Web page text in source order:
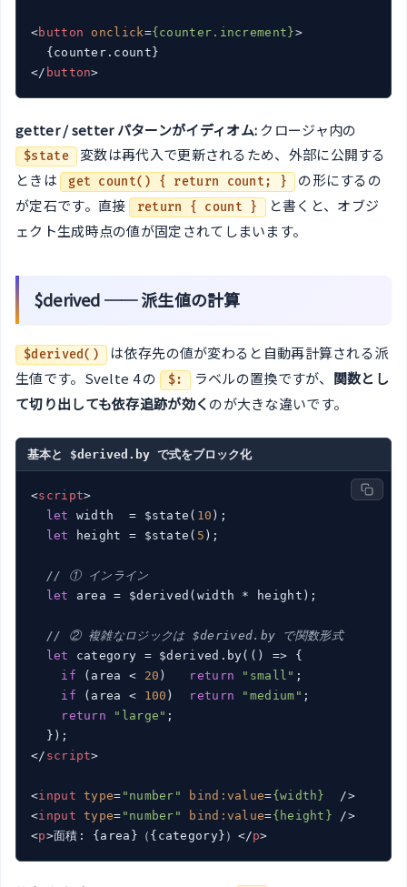
<button onclick={counter.increment}>
</ button>
getter / setter パターンがイディオム: クロージャ内の
$state 変数は再代入で更新されるため、外部に公開する
ときは
get count() { return count; }
の形にするの
が定石です。直接
return { count }
と書くと、オブジ
ェクト生成時点の値が固定されてしまいます。
$derived ── 派生値の計算
$derived()
は依存先の値が変わると自動再計算される派
生値です。Svelte 4 の
$: ラベルの置換ですが、 関数とし
て切り出しても依存追跡が効くのが大きな違いです。
基本と $derived.by で式をブロック化
<script>
let
width  = $state( 10 );
let
height = $state( 5 );
// ① インライン
let
area = $derived(width * height);
// ② 複雑なロジックは $derived.by で関数形式
let
category = $derived.by( () => {
if (area < 20 ) return "small" ;
if (area < 100 ) return "medium" ;
return
"large" ;
</ script>
<input type= "number" bind:value={width}
  />
<input type= "number" bind:value={height} />
<p>面積: {area}（{category}） </p>